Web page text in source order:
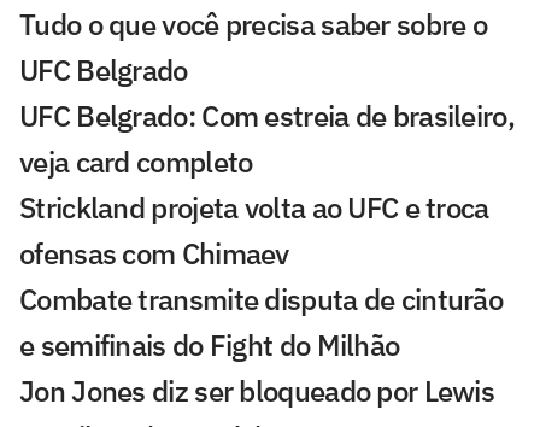
Tudo o que você precisa saber sobre o
UFC Belgrado
UFC Belgrado: Com estreia de brasileiro,
veja card completo
Strickland projeta volta ao UFC e troca
ofensas com Chimaev
Combate transmite disputa de cinturão
e semifinais do Fight do Milhão
Jon Jones diz ser bloqueado por Lewis